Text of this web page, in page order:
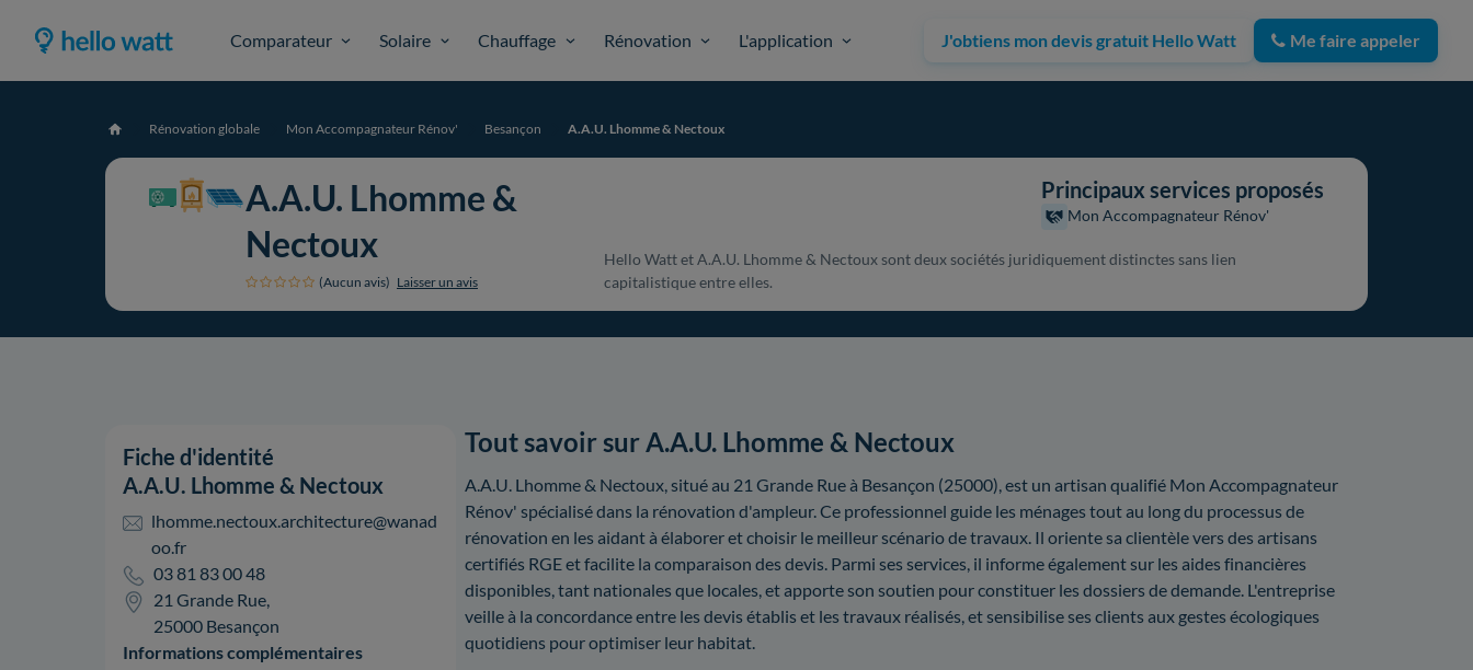
Comparateur Solaire Chauffage Rénovation L'application J'obtiens mon devis gratuit Hello Watt Me faire appeler
Accueil Rénovation globale Mon Accompagnateur Rénov' Besançon A.A.U. Lhomme & Nectoux
A.A.U. Lhomme &
Nectoux
(Aucun avis) Laisser un avis
Principaux services proposés
Mon Accompagnateur Rénov'
Hello Watt et A.A.U. Lhomme & Nectoux sont deux sociétés juridiquement distinctes sans lien
capitalistique entre elles.
Fiche d'identité
A.A.U. Lhomme & Nectoux
lhomme.nectoux.architecture@wanad
oo.fr
03 81 83 00 48
21 Grande Rue,
25000 Besançon
Informations complémentaires
Tout savoir sur A.A.U. Lhomme & Nectoux
A.A.U. Lhomme & Nectoux, situé au 21 Grande Rue à Besançon (25000), est un artisan qualifié Mon Accompagnateur
Rénov' spécialisé dans la rénovation d'ampleur. Ce professionnel guide les ménages tout au long du processus de
rénovation en les aidant à élaborer et choisir le meilleur scénario de travaux. Il oriente sa clientèle vers des artisans
certifiés RGE et facilite la comparaison des devis. Parmi ses services, il informe également sur les aides financières
disponibles, tant nationales que locales, et apporte son soutien pour constituer les dossiers de demande. L'entreprise
veille à la concordance entre les devis établis et les travaux réalisés, et sensibilise ses clients aux gestes écologiques
quotidiens pour optimiser leur habitat.